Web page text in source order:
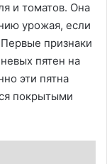
и томатов. Она
урожая, если
признаки
пятен на
эти пятна
покрытыми